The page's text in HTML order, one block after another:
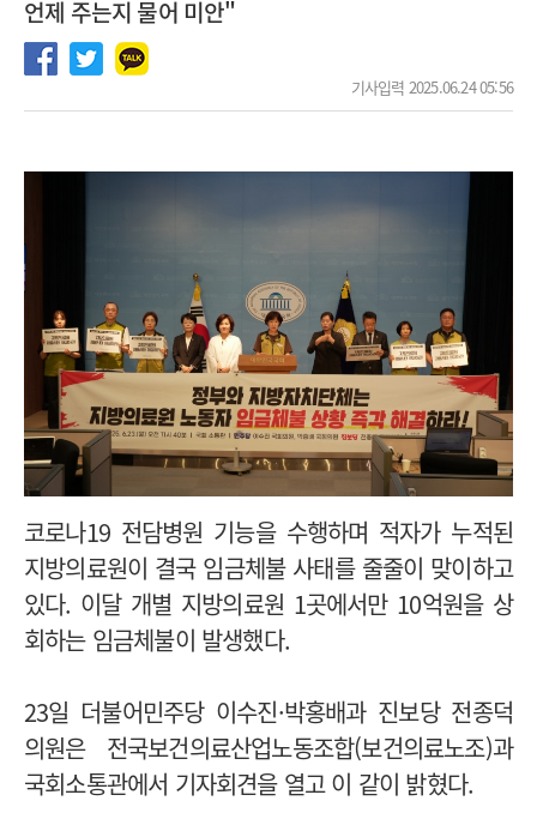
언제 주는지 물어 미안"
기사입력 2025.06.24 05:56
코로나19 전담병원 기능을 수행하며 적자가 누적된
지방의료원이 결국 임금체불 사태를 줄줄이 맞이하고
있다. 이달 개별 지방의료원 1곳에서만 10억원을 상
회하는 임금체불이 발생했다.
23일 더불어민주당 이수진·박홍배과 진보당 전종덕
의원은 전국보건의료산업노동조합(보건의료노조)과
국회소통관에서 기자회견을 열고 이 같이 밝혔다.